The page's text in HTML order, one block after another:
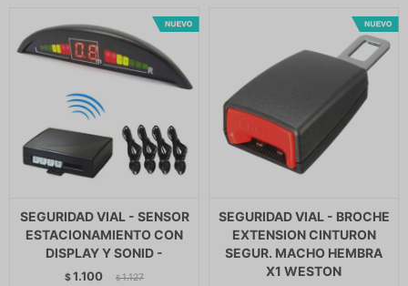
SEGURIDAD VIAL - SENSOR
ESTACIONAMIENTO CON
DISPLAY Y SONID -
$1.100 $ 1.127
SEGURIDAD VIAL - BROCHE
EXTENSION CINTURON
SEGUR. MACHO HEMBRA
X1 WESTON